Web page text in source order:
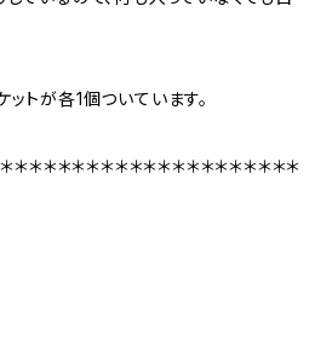
トが各1個ついています。
＊＊＊＊＊＊＊＊＊＊＊＊＊＊＊＊＊＊＊＊